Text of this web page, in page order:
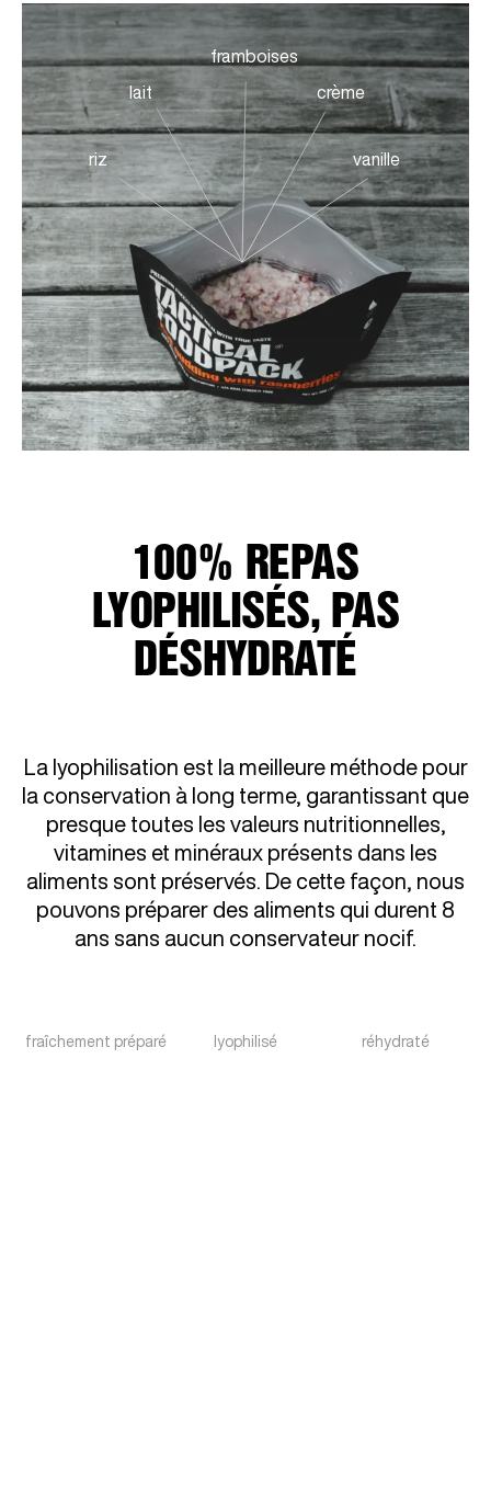
riz
lait
framboises
crème
vanille
100% REPAS
LYOPHILISÉS, PAS
DÉSHYDRATÉ
La lyophilisation est la meilleure méthode pour
la conservation à long terme, garantissant que
presque toutes les valeurs nutritionnelles,
vitamines et minéraux présents dans les
aliments sont préservés. De cette façon, nous
pouvons préparer des aliments qui durent 8
ans sans aucun conservateur nocif.
fraîchement préparé lyophilisé réhydraté